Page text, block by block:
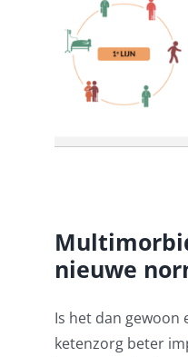
nieuwe
Is het dan gewoon
ketenzorg beter